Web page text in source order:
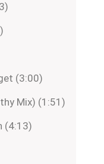
(3:00)
Mix) (1:51)
(4:13)